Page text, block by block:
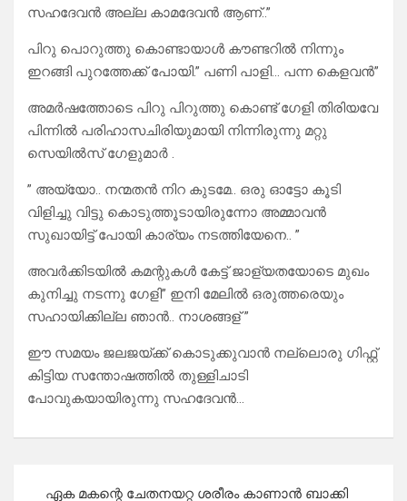
സഹദേവൻ അല്ല കാമദേവൻ ആണ്..”
പിറു പൊറുത്തു കൊണ്ടായാൾ കൗണ്ടറിൽ നിന്നും
ഇറങ്ങി പുറത്തേക്ക് പോയി.” പണി പാളി… പന്ന കെളവൻ”
അമർഷത്തോടെ പിറു പിറുത്തു കൊണ്ട് ഗേളി തിരിയവേ
പിന്നിൽ പരിഹാസചിരിയുമായി നിന്നിരുന്നു മറ്റു
സെയിൽസ് ഗേളുമാർ .
” അയ്യോ.. നന്മതൻ നിറ കുടമേ.. ഒരു ഓട്ടോ കൂടി
വിളിച്ചു വിട്ടു കൊടുത്തൂടായിരുന്നോ അമ്മാവൻ
സുഖായിട്ട് പോയി കാര്യം നടത്തിയേനെ.. ”
അവർക്കിടയിൽ കമന്റുകൾ കേട്ട് ജാള്യതയോടെ മുഖം
കുനിച്ചു നടന്നു ഗേളി” ഇനി മേലിൽ ഒരുത്തരെയും
സഹായിക്കില്ല ഞാൻ.. നാശങ്ങള് ”
ഈ സമയം ജലജയ്ക്ക് കൊടുക്കുവാൻ നല്ലൊരു ഗിഫ്റ്റ്
കിട്ടിയ സന്തോഷത്തിൽ തുള്ളിചാടി
പോവുകയായിരുന്നു സഹദേവൻ…
ഏക മകന്റെ ചേതനയറ്റ ശരീരം കാണാൻ ബാക്കി